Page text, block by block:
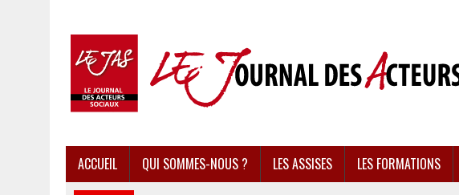
ACCUEIL QUI SOMMES-NOUS ? LES ASSISES LES FORMATIONS